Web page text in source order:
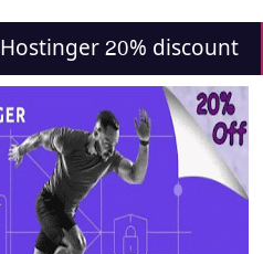
Hostinger 20% discount